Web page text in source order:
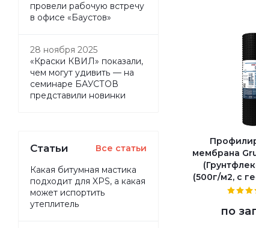
мембрана
(500г/м2, c
по
провели рабочую встречу
в офисе «Баустов»
28 ноября 2025
«Краски КВИЛ» показали,
чем могут удивить — на
семинаре БАУСТОВ
представили новинки
Статьи Все статьи
Какая битумная мастика
подходит для XPS, а какая
может испортить
утеплитель